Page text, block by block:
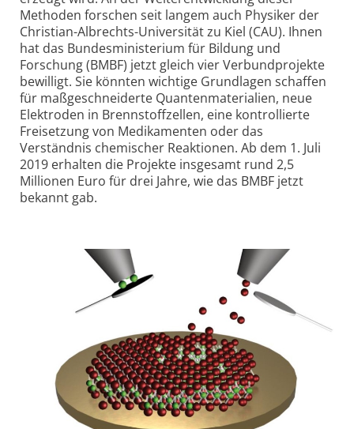
Methoden forschen seit langem auch Physiker der
Christian-Albrechts-Universität zu Kiel (CAU). Ihnen
hat das Bundesministerium für Bildung und
Forschung (BMBF) jetzt gleich vier Verbundprojekte
bewilligt. Sie könnten wichtige Grundlagen schaffen
für maßgeschneiderte Quantenmaterialien, neue
Elektroden in Brennstoffzellen, eine kontrollierte
Freisetzung von Medikamenten oder das
Verständnis chemischer Reaktionen. Ab dem 1. Juli
2019 erhalten die Projekte insgesamt rund 2,5
Millionen Euro für drei Jahre, wie das BMBF jetzt
bekannt gab.